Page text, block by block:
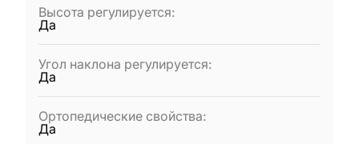
Высота регулируется:
Да
Угол наклона регулируется:
Да
Ортопедические свойства:
Да